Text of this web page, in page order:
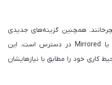
همچنین گزینه‌های جدیدی
برای انتخاب حالت‌های Extended یا Mirrored در دسترس است. این
کاری خود را مطابق با نیازهایشان